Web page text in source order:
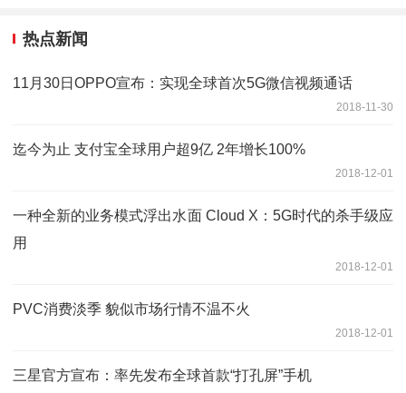
热点新闻
11月30日OPPO宣布：实现全球首次5G微信视频通话
2018-11-30
迄今为止 支付宝全球用户超9亿 2年增长100%
2018-12-01
一种全新的业务模式浮出水面 Cloud X：5G时代的杀手级应
用
2018-12-01
PVC消费淡季 貌似市场行情不温不火
2018-12-01
三星官方宣布：率先发布全球首款“打孔屏”手机